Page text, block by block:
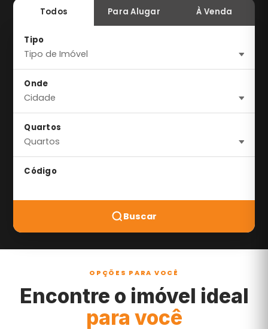
Todos Para Alugar À Venda
Tipo
Onde
Quartos
Código
Buscar
OPÇÕES PARA VOCÊ
Encontre o imóvel ideal
para você